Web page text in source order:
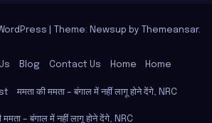
Theme: Newsup by Themeansar.
Blog Contact Us Home Home
ममता की ममता – बंगाल में नहीं लागू होने देंगे, NRC
ममता – बंगाल में नहीं लागू होने देंगे, NRC